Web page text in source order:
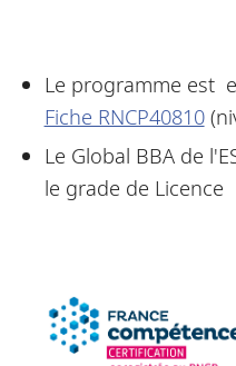
Le programme est
Fiche RNCP40810
Le Global BBA de
le grade de Licence